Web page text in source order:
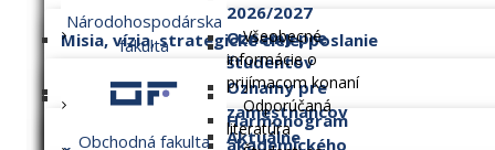
Misia, vízia, strategické ciele, poslanie
Dlhodobý zámer
Národohospodárska
fakulta
Obchodná fakulta
2026/2027
Všeobecné
informácie o
prijímacom konaní
Odporúčaná
literatúra
Oznamy pre
študentov
Harmonogram
akademického
Oznamy pre
zamestnancov
Aktuálne